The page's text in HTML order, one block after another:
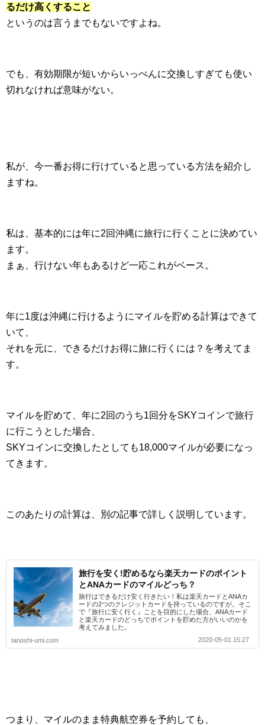
るだけ高くすること
というのは言うまでもないですよね。
でも、有効期限が短いからいっぺんに交換しすぎても使い
切れなければ意味がない。
私が、今一番お得に行けていると思っている方法を紹介し
ますね。
私は、基本的には年に2回沖縄に旅行に行くことに決めてい
ます。
まぁ、行けない年もあるけど一応これがベース。
年に1度は沖縄に行けるようにマイルを貯める計算はできて
いて、
それを元に、できるだけお得に旅に行くには？を考えてま
す。
マイルを貯めて、年に2回のうち1回分をSKYコインで旅行
に行こうとした場合、
SKYコインに交換したとしても18,000マイルが必要になっ
てきます。
このあたりの計算は、別の記事で詳しく説明しています。
旅行を安く!貯めるなら楽天カードのポイント
とANAカードのマイルどっち？
旅行はできるだけ安く行きたい！私は楽天カードとANAカ
ードの2つのクレジットカードを持っているのですが。そこ
で『旅行に安く行く』ことを目的にした場合、ANAカード
と楽天カードのどっちでポイントを貯めた方がいいのかを
考えてみました。
tanoshi-umi.com
2020-05-01 15:27
つまり、マイルのまま特典航空券を予約しても、